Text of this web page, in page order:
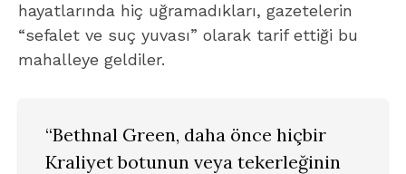
hayatlarında hiç uğramadıkları, gazetelerin
“sefalet ve suç yuvası” olarak tarif ettiği bu
mahalleye geldiler.
“Bethnal Green, daha önce hiçbir
Kraliyet botunun veya tekerleğinin